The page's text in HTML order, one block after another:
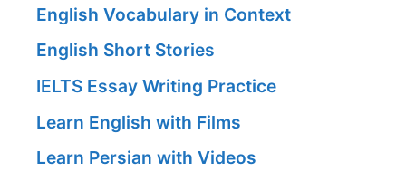
English Vocabulary in Context
English Short Stories
IELTS Essay Writing Practice
Learn English with Films
Learn Persian with Videos